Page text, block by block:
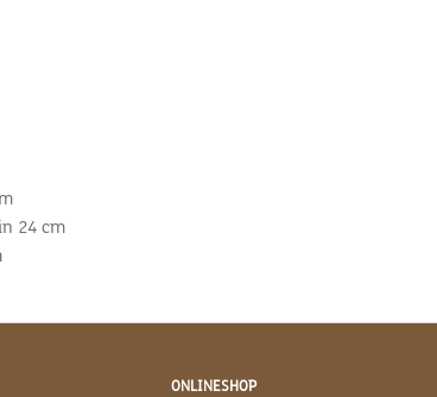
24 cm
ONLINESHOP